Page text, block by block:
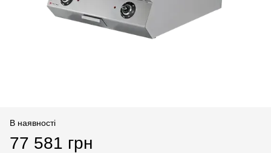
В наявності
77 581 грн